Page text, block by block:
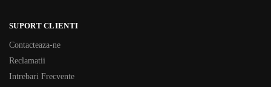
SUPORT CLIENTI
Contacteaza-ne
Reclamatii
Intrebari Frecvente